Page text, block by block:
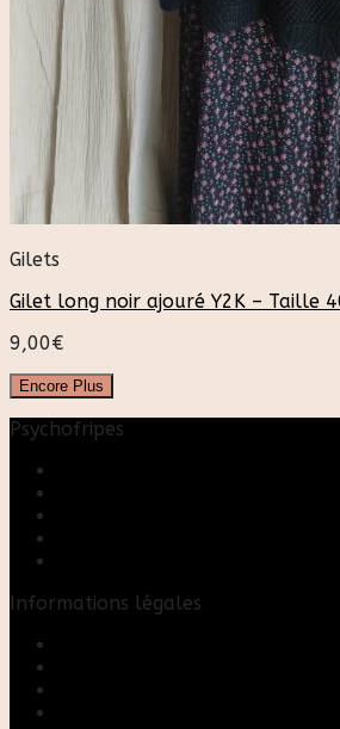
Gilets
Gilet long noir ajouré Y2K – Taille
9,00€
Encore Plus
Psychofripes
Informations légales